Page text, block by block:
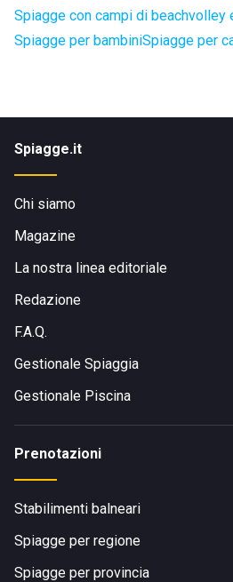
Spiagge con campi di beachvolley
Spiagge per bambiniSpiagge per
Spiagge.it
Chi siamo
Magazine
La nostra linea editoriale
Redazione
F.A.Q.
Gestionale Spiaggia
Gestionale Piscina
Prenotazioni
Stabilimenti balneari
Spiagge per regione
Spiagge per provincia